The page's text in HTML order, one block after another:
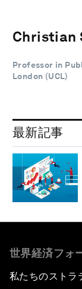
Christian
Professor in
London (UCL)
最新記事
世界経済フォ
私たちのストラ